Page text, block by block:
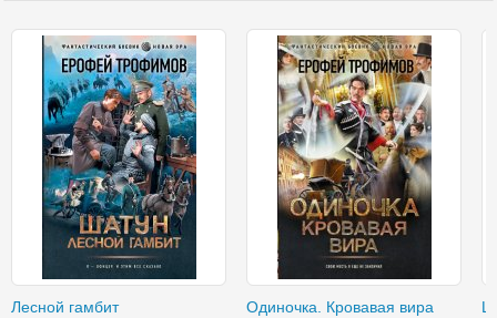
Лесной гамбит Одиночка. Кровавая вира